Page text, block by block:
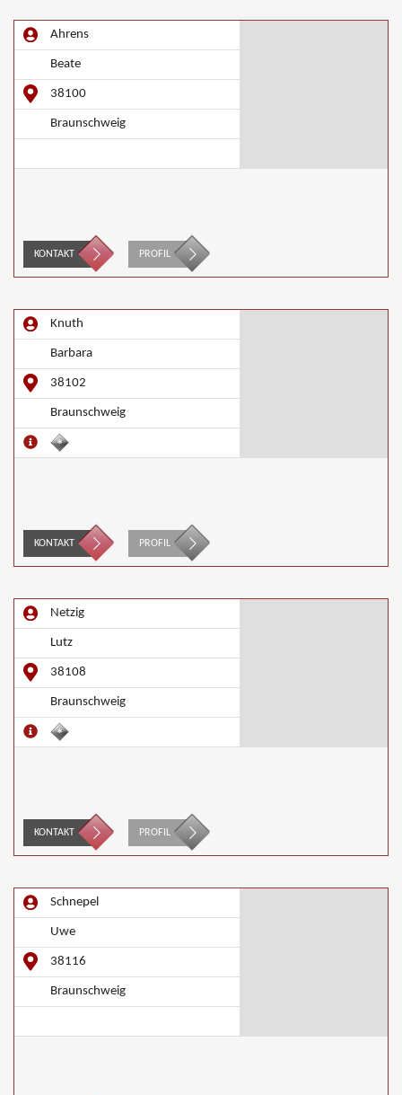
Ahrens
Beate
38100
Braunschweig
KONTAKT PROFIL
Knuth
Barbara
38102
Braunschweig
KONTAKT PROFIL
Netzig
Lutz
38108
Braunschweig
KONTAKT PROFIL
Schnepel
Uwe
38116
Braunschweig